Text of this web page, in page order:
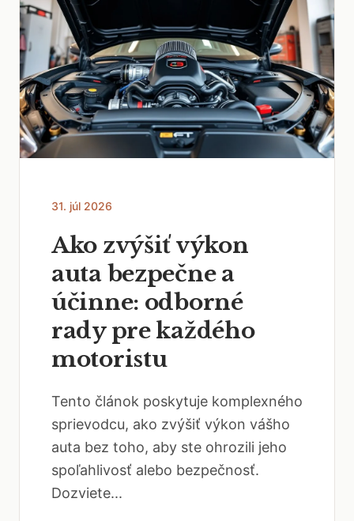
31. júl 2026
Ako zvýšiť výkon
auta bezpečne a
účinne: odborné
rady pre každého
motoristu
Tento článok poskytuje komplexného
sprievodcu, ako zvýšiť výkon vášho
auta bez toho, aby ste ohrozili jeho
spoľahlivosť alebo bezpečnosť.
Dozviete...